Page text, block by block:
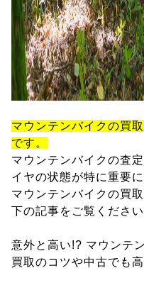
マウンテンバイクの買
です。
マウンテンバイクの査
イヤの状態が特に重要に
マウンテンバイクの買
下の記事をご覧ください
意外と高い!? マウンテ
買取のコツや中古でも